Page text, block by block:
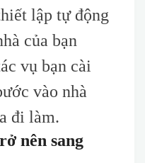
lập tự động
của bạn
vụ bạn cài
vào nhà
đi làm.
nên sang